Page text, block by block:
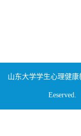
山东大学学生心理健